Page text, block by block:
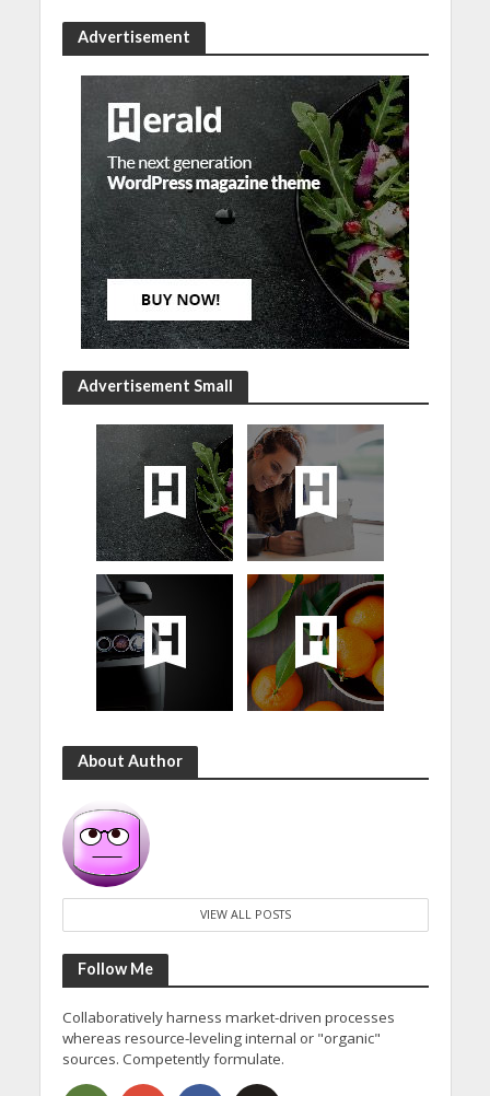
Advertisement
Advertisement Small
About Author
VIEW ALL POSTS
Follow Me
Collaboratively harness market-driven processes
whereas resource-leveling internal or "organic"
sources. Competently formulate.